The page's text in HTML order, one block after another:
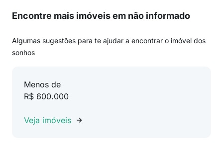
Encontre mais imóveis em não informado
Algumas sugestões para te ajudar a encontrar o imóvel dos
sonhos
Menos de
R$ 600.000
Veja imóveis